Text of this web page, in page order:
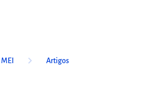
keyboard_arrow_right Artigos